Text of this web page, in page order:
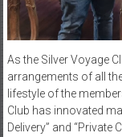
As the Silver Voyage
arrangements of all
lifestyle of the
Club has innovated
Delivery” and “Private